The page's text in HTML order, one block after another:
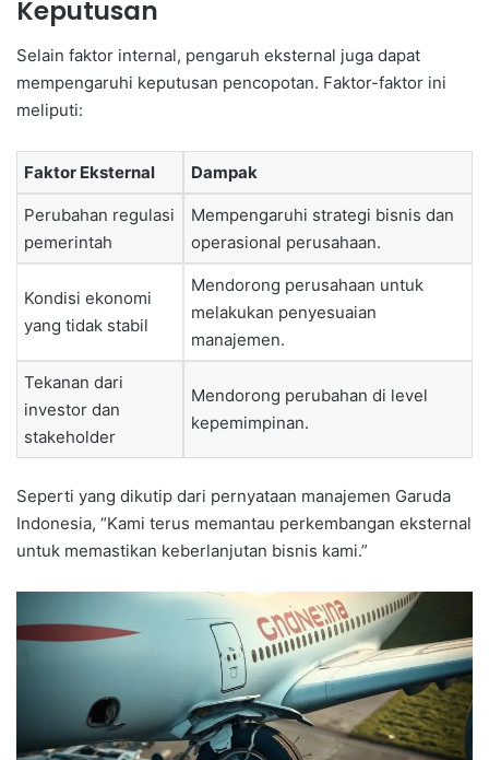
Keputusan
Selain faktor internal, pengaruh eksternal juga dapat
mempengaruhi keputusan pencopotan. Faktor-faktor ini
meliputi:
Faktor Eksternal Dampak
Perubahan regulasi
pemerintah
Mempengaruhi strategi bisnis dan
operasional perusahaan.
Kondisi ekonomi
yang tidak stabil
Mendorong perusahaan untuk
melakukan penyesuaian
manajemen.
Tekanan dari
investor dan
stakeholder
Mendorong perubahan di level
kepemimpinan.
Seperti yang dikutip dari pernyataan manajemen Garuda
Indonesia, “Kami terus memantau perkembangan eksternal
untuk memastikan keberlanjutan bisnis kami.”